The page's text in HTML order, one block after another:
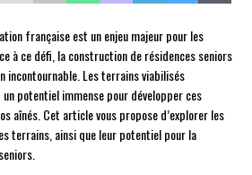
française est un enjeu majeur pour les
à ce défi, la construction de résidences seniors
incontournable. Les terrains viabilisés
potentiel immense pour développer ces
aînés. Cet article vous propose d’explorer les
terrains, ainsi que leur potentiel pour la